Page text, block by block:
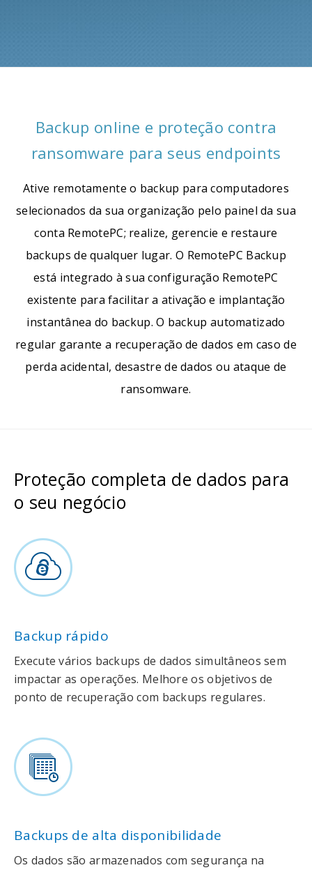
Backup online e proteção contra
ransomware para seus endpoints
Ative remotamente o backup para computadores
selecionados da sua organização pelo painel da sua
conta RemotePC; realize, gerencie e restaure
backups de qualquer lugar. O RemotePC Backup
está integrado à sua configuração RemotePC
existente para facilitar a ativação e implantação
instantânea do backup. O backup automatizado
regular garante a recuperação de dados em caso de
perda acidental, desastre de dados ou ataque de
ransomware.
Proteção completa de dados para
o seu negócio
Backup rápido
Execute vários backups de dados simultâneos sem
impactar as operações. Melhore os objetivos de
ponto de recuperação com backups regulares.
Backups de alta disponibilidade
Os dados são armazenados com segurança na